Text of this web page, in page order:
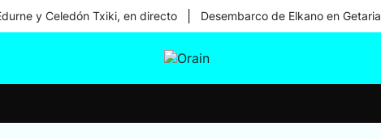
y Celedón Txiki, en directo Desembarco de Elkano en Getaria